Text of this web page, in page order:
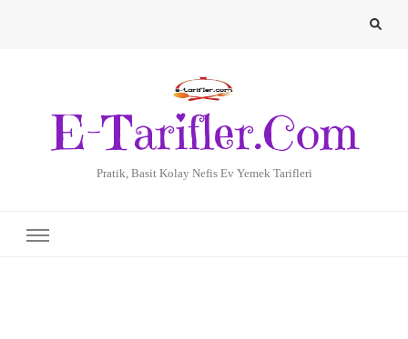
E-Tarifler.Com
Pratik, Basit Kolay Nefis Ev Yemek Tarifleri